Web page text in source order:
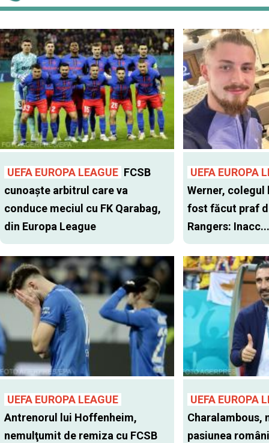
UEFA EUROPA LEAGUE FCSB
cunoaște arbitrul care va
conduce meciul cu FK Qarabag,
din Europa League
UEFA EUROPA
Werner, colegul
fost făcut praf
Rangers: Inacc...
UEFA EUROPA LEAGUE
Antrenorul lui Hoffenheim,
nemulţumit de remiza cu FCSB
UEFA EUROPA
Charalambous,
pasiunea